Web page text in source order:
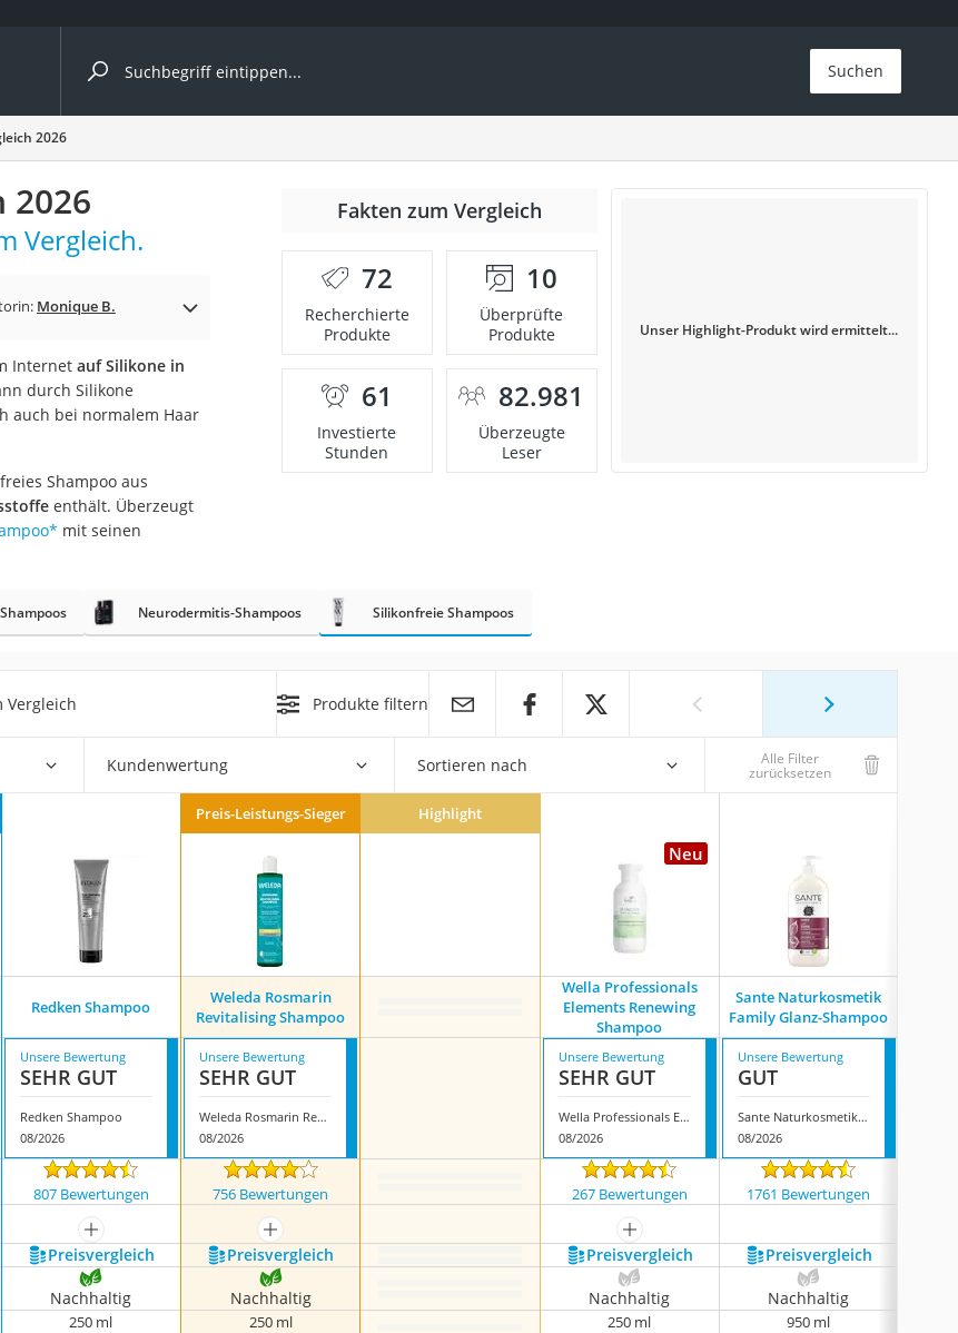
nach Kategorie
Suchen
2026
2026
Vergleich.
Monique B.
Internet auf Silikone in
durch Silikone
auch bei normalem Haar
Shampoo aus
enthält. Überzeugt
* mit seinen
Fakten zum Vergleich
72
Recherchierte
Produkte
10
Überprüfte
Produkte
61
Investierte
Stunden
82.981
Überzeugte
Leser
Unser Highlight-Produkt wird ermittelt...
Neurodermitis-Shampoos Silikonfreie Shampoos
Vergleich Produkte filtern
Kundenwertung Sortieren nach Alle Filter
zurücksetzen
Preis-Leistungs-Sieger Highlight
Neu
Redken Shampoo
Weleda Rosmarin
Revitalising Shampoo
Wella Professionals
Elements Renewing
Shampoo
Sante Naturkosmetik
Family Glanz-Shampoo
Unsere Bewertung
SEHR GUT
Redken Shampoo
08/2026
Unsere Bewertung
SEHR GUT
Weleda Rosmarin Revitalising Shampoo
08/2026
Unsere Bewertung
SEHR GUT
Wella Professionals Elements Renewing Shampoo
08/2026
Unsere Bewertung
GUT
Sante Naturkosmetik Family Glanz-Shampoo
08/2026
807 Bewertungen 756 Bewertungen 267 Bewertungen 1761 Bewertungen
mehr anzeigen mehr anzeigen
mehr anzeigen
Preis­vergleich Preis­vergleich Preis­vergleich Preis­vergleich
Nachhaltig Nachhaltig Nachhaltig Nachhaltig
250 ml 250 ml 250 ml 950 ml